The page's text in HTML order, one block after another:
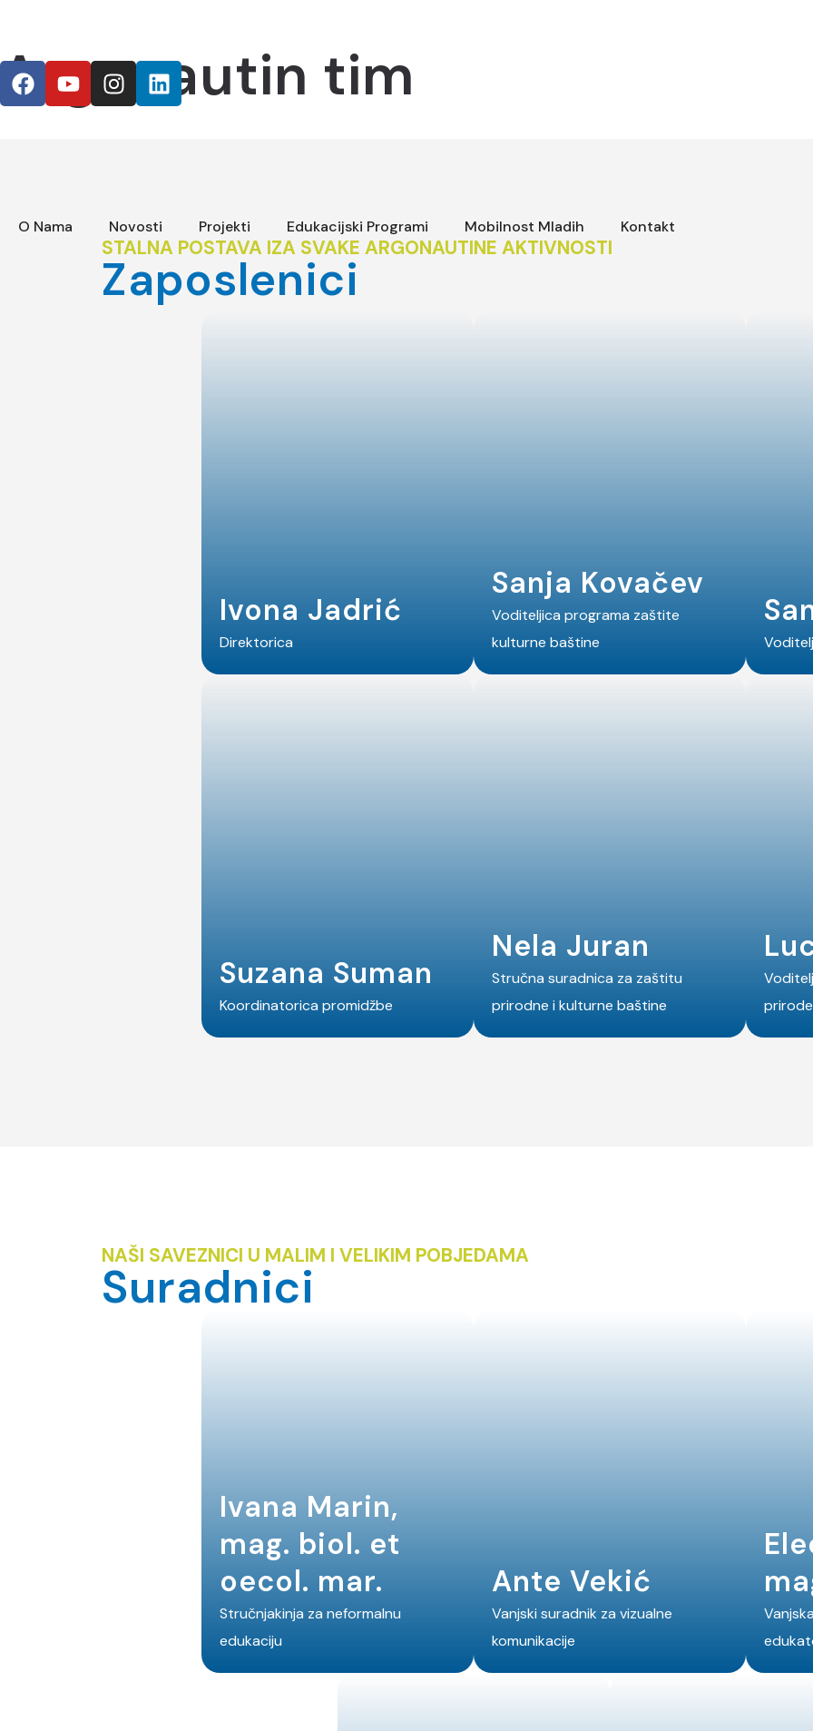
O Nama Novosti Projekti Edukacijski Programi Mobilnost Mladih Kontakt
Argonautin tim
STALNA POSTAVA IZA SVAKE ARGONAUTINE AKTIVNOSTI
Zaposlenici
Ivona Jadrić
Direktorica
Sanja Kovačev
Voditeljica programa zaštite
kulturne baštine
Suzana Suman
Koordinatorica promidžbe
Nela Juran
Stručna suradnica za zaštitu
prirodne i kulturne baštine
NAŠI SAVEZNICI U MALIM I VELIKIM POBJEDAMA
Suradnici
Ivana Marin,
mag. biol. et
oecol. mar.
Stručnjakinja za neformalnu
edukaciju
Ante Vekić
Vanjski suradnik za vizualne
komunikacije